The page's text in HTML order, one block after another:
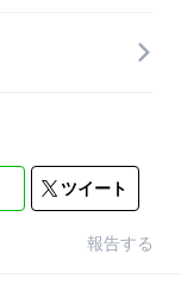
ツイート
報告する